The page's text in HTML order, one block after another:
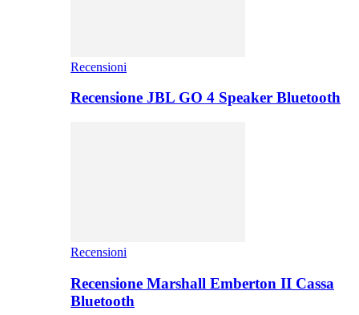
Recensioni
Recensione JBL GO 4 Speaker Bluetooth
Recensioni
Recensione Marshall Emberton II Cassa
Bluetooth